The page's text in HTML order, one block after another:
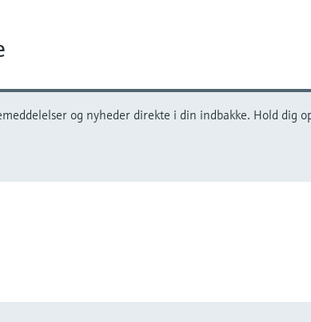
og nyheder direkte i din indbakke. Hold dig